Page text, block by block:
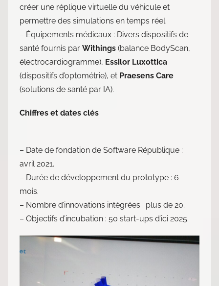
créer une réplique virtuelle du véhicule et
permettre des simulations en temps réel.
– Équipements médicaux : Divers dispositifs de
santé fournis par Withings (balance BodyScan,
électrocardiogramme), Essilor Luxottica
(dispositifs d’optométrie), et Praesens Care
(solutions de santé par IA).
Chiffres et dates clés
– Date de fondation de Software République :
avril 2021.
– Durée de développement du prototype : 6
mois.
– Nombre d’innovations intégrées : plus de 20.
– Objectifs d’incubation : 50 start-ups d’ici 2025.